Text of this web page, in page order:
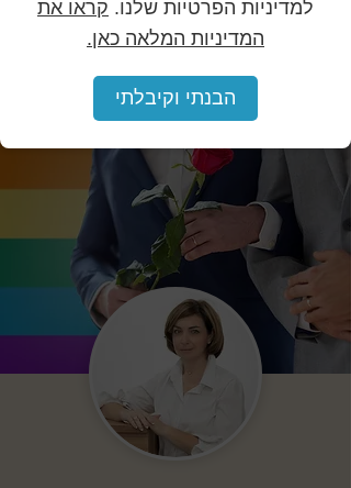
למדיניות הפרטיות שלנו. קראו את
המדיניות המלאה כאן.
הבנתי וקיבלתי